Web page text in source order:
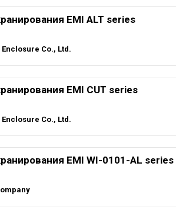
EMI ALT series
Co., Ltd.
EMI CUT series
Co., Ltd.
EMI WI-0101-AL series